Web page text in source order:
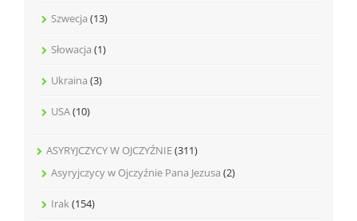
Szwecja (13)
Słowacja (1)
Ukraina (3)
USA(10)
ASYRYJCZYCY W OJCZYŹNIE(311)
Asyryjczycy w Ojczyźnie Pana Jezusa (2)
Irak(154)